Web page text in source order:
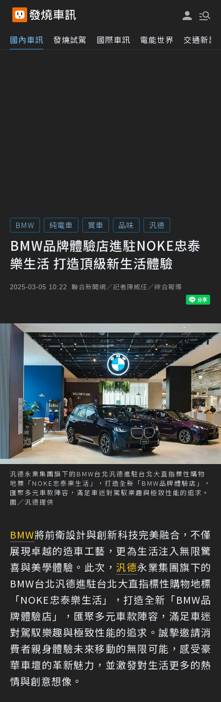
國內車訊 發燒試駕 國際車訊 電能世界 交通新訊
BMW 純電車 賞車 品味 汎德
BMW品牌體驗店進駐NOKE忠泰
樂生活 打造頂級新生活體驗
2025-03-05 10:22 聯合新聞網／記者陳威任／綜合報導
汎德永業集團旗下的BMW台北汎德進駐台北大直指標性購物
地標「NOKE忠泰樂生活」，打造全新「BMW品牌體驗店」，
匯聚多元車款陣容，滿足車迷對駕馭樂趣與極致性能的追求。
圖／汎德提供
BMW將前衛設計與創新科技完美融合，不僅
展現卓越的造車工藝，更為生活注入無限驚
喜與美學體驗。此次， 汎德永業集團旗下的
BMW台北汎德進駐台北大直指標性購物地標
「NOKE忠泰樂生活」，打造全新「BMW品
牌體驗店」，匯聚多元車款陣容，滿足車迷
對駕馭樂趣與極致性能的追求。誠摯邀請消
費者親身體驗未來移動的無限可能，感受豪
華車壇的革新魅力，並激發對生活更多的熱
情與創意想像。